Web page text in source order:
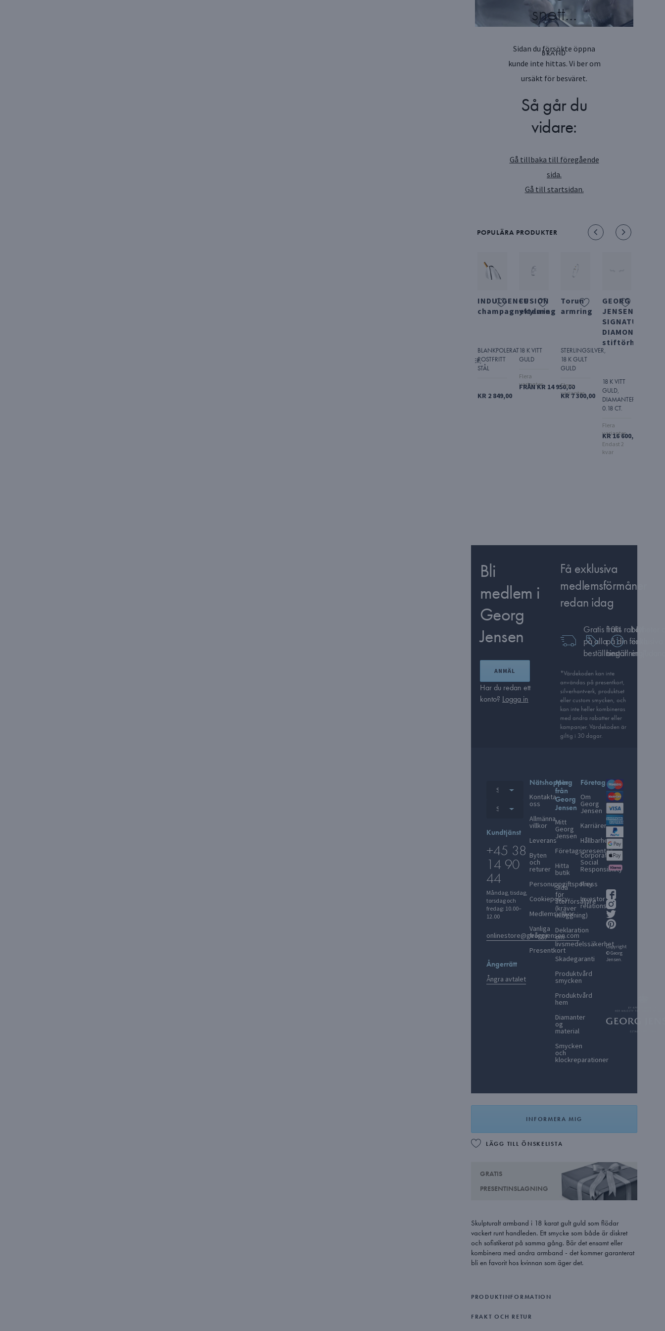
SILVERHANTVERK PRESENTER
BRAND
snett...
Sidan du försökte öppna
kunde inte hittas. Vi ber om
ursäkt för besväret.
Så går du
vidare:
Gå tillbaka till föregående
sida.
Gå till startsidan.
POPULÄRA PRODUKTER
STERLINGSILVER,
INDULGENCE
champagnekylare
BLANKPOLERAT
ROSTFRITT
STÅL
KR 2 849,00
FUSION
ytterring
18 K VITT
GULD
Flera
varianter
FRÅN KR 14 950,00
Torun
armring
STERLINGSILVER,
18 K GULT
GULD
Flera
varianter
KR 7 300,00
GEORG
JENSEN
SIGNATURE
DIAMONDS
stiftörhänge
18 K VITT
GULD,
DIAMANTER,
0.18 CT.
Flera
varianter
KR 16 600,00
Endast 2
kvar
Bli
medlem i
Georg
Jensen
ANMÄL
Har du redan ett
konto? Logga in
Få exklusiva
medlemsförmåner
redan idag
Gratis frakt
på alla
beställningar
10% rabatt
på din första
beställning*
Nyheter
exklusiva
*Värdekoden kan inte
användas på presentkort,
silverhantverk, produkt­set
eller custom smycken, och
kan inte heller kombineras
med andra rabatter eller
kampanjer. Värdekoden är
giltig i 30 dagar.
Kundtjänst
+45 38
14 90
44
Måndag, tisdag,
torsdag och
fredag: 10.00–
12.00
onlinestore@georgjensen.com
Ångerrätt
Ångra avtalet
Nätshopping
Kontakta
oss
Allmänna
villkor
Leverans
Byten
och
returer
Personuppgiftspolicy
Cookiepolicy
Medlemsvillkor
Vanliga
frågor
Presentkort
Mer
från
Georg
Jensen
Mitt
Georg
Jensen
Företagspresenter
Hitta
butik
Sida
för
återförsäljare
(kräver
inloggning)
Deklaration
om
livsmedelssäkerhet
Skadegaranti
Produktvård
smycken
Produktvård
hem
Diamanter
og
material
Smycken
och
klockreparationer
Företagsinfo
Om
Georg
Jensen
Karriärer
Hållbarhet
Corporate
Social
Responsibility
Press
Investor
relations
Copyright
© Georg
Jensen.
INFORMERA MIG
LÄGG TILL ÖNSKELISTA
GRATIS
PRESENTINSLAGNING
Skulpturalt armband i 18 karat gult guld som flödar
vackert runt handleden. Ett smycke som både är diskret
och sofistikerat på samma gång. Bär det ensamt eller
kombinera med andra armband - det kommer garanterat
bli en favorit hos kvinnan som äger det.
organiska former är ett definierande drag i hennes
stark känslomässig utstrålning med symbolisk användning
PRODUKTINFORMATION
FRAKT OCH RETUR